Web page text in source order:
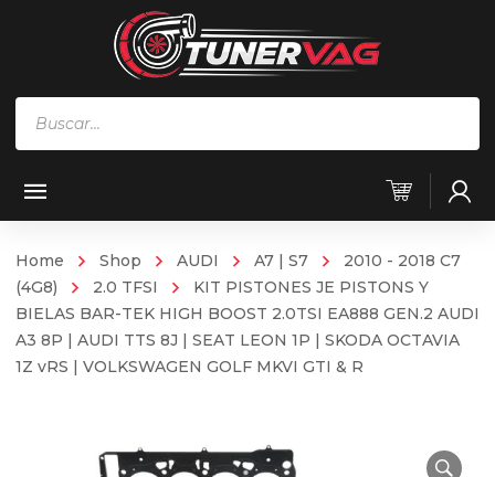
Home Shop AUDI A7 | S7
2010 - 2018 C7
(4G8)
2.0 TFSI
KIT PISTONES JE PISTONS Y
BIELAS BAR-TEK HIGH BOOST 2.0TSI EA888 GEN.2 AUDI
A3 8P | AUDI TTS 8J | SEAT LEON 1P | SKODA OCTAVIA
1Z vRS | VOLKSWAGEN GOLF MKVI GTI & R